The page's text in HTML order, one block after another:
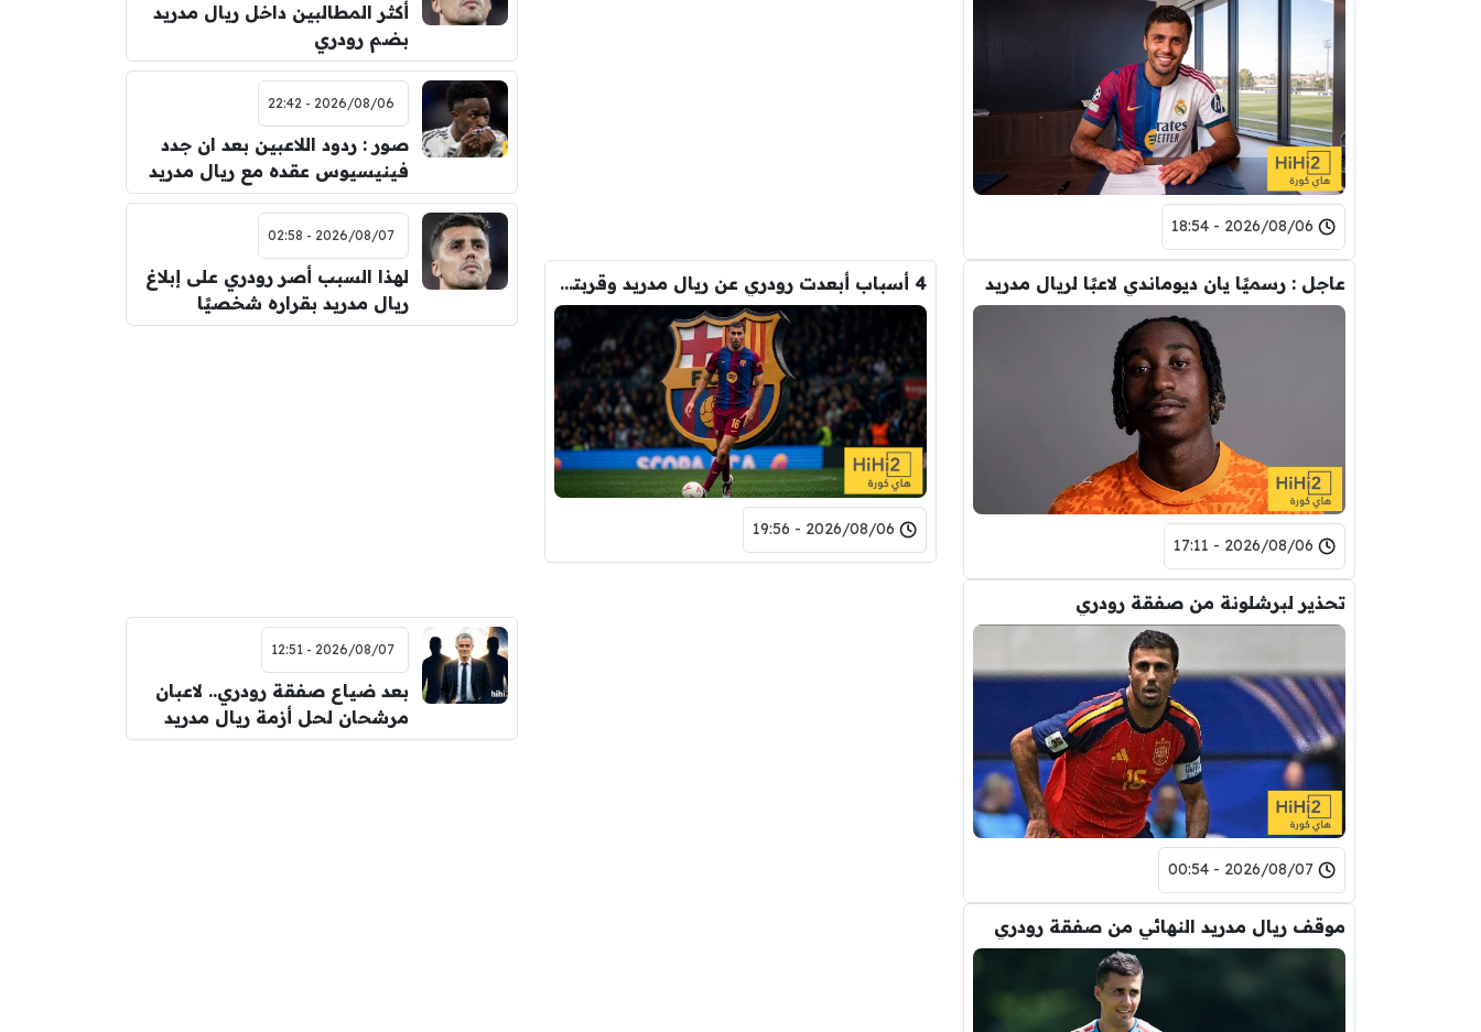
2026/08/06 - 18:54
عاجل : رسميًا يان ديوماندي لاعبًا لريال مدريد
2026/08/06 - 17:11
4 أسباب أبعدت رودري عن ريال مدريد وقربته من برشلونة
2026/08/06 - 19:56
تحذير لبرشلونة من صفقة رودري
2026/08/07 - 00:54
موقف ريال مدريد النهائي من صفقة رودري
أكثر المطالبين داخل ريال مدريد
بضم رودري
2026/08/06 - 22:42
صور : ردود اللاعبين بعد ان جدد
فينيسيوس عقده مع ريال مدريد
2026/08/07 - 02:58
لهذا السبب أصر رودري على إبلاغ
ريال مدريد بقراره شخصيًا
2026/08/07 - 12:51
بعد ضياع صفقة رودري.. لاعبان
مرشحان لحل أزمة ريال مدريد